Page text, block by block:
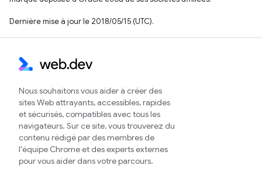
Dernière mise à jour le 2018/05/15 (UTC).
Nous souhaitons vous aider à créer des
sites Web attrayants, accessibles, rapides
et sécurisés, compatibles avec tous les
navigateurs. Sur ce site, vous trouverez du
contenu rédigé par des membres de
l'équipe Chrome et des experts externes
pour vous aider dans votre parcours.